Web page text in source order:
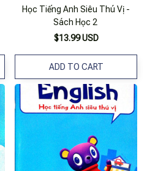
Học Tiếng Anh Siêu Thú Vị -
Sách Học 2
$13.99 USD
ADD TO CART